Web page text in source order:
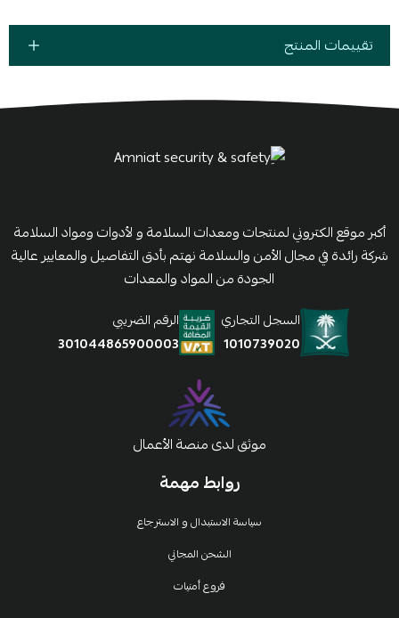
تقييمات المنتج
روابط مهمة
سياسة الاستبدال و الاسترجاع
الشحن المجاني
فروع أمنيات
أكبر موقع الكتروني لمنتجات ومعدات السلامة و لأدوات ومواد السلامة
شركة رائدة في مجال الأمن والسلامة نهتم بأدق التفاصيل والمعايير عالية
الجودة من المواد والمعدات
السجل التجاري
1010739020
الرقم الضريبي
301044865900003
موثق لدى منصة الأعمال